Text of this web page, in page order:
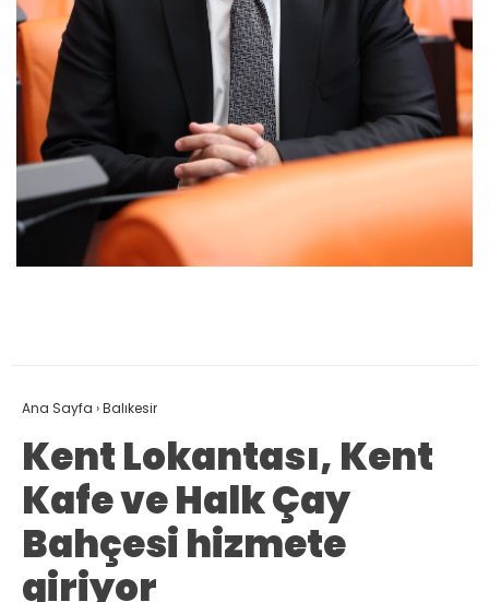
Ana Sayfa ›Balıkesir
Kent Lokantası, Kent
Kafe ve Halk Çay
Bahçesi hizmete
giriyor